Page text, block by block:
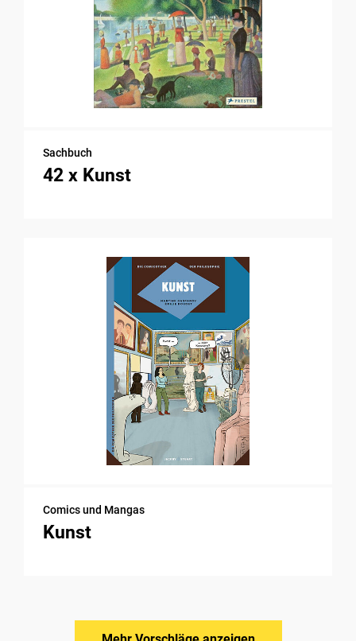
Sachbuch
42 x Kunst
Comics und Mangas
Kunst